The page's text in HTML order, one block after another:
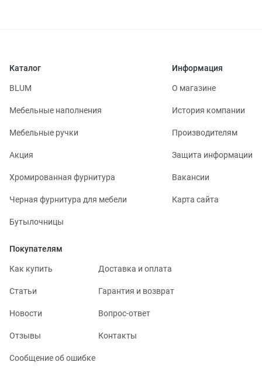
Каталог
BLUM
Мебельные наполнения
Мебельные ручки
Акция
Хромированная фурнитура
Черная фурнитура для мебели
Бутылочницы
Информация
О магазине
История компании
Производителям
Защита информации
Вакансии
Карта сайта
Покупателям
Как купить Доставка и оплата
Статьи Гарантия и возврат
Новости Вопрос-ответ
Отзывы Контакты
Сообщение об ошибке